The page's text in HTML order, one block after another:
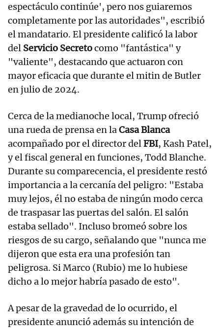
espectáculo continúe', pero nos guiaremos
completamente por las autoridades", escribió
el mandatario. El presidente calificó la labor
del Servicio Secretocomo "fantástica" y
"valiente", destacando que actuaron con
mayor eficacia que durante el mitin de Butler
en julio de 2024.
Cerca de la medianoche local, Trump ofreció
una rueda de prensa en laCasa Blanca
acompañado por el director delFBI, Kash Patel,
y el fiscal general en funciones, Todd Blanche.
Durante su comparecencia, el presidente restó
importancia a la cercanía del peligro: "Estaba
muy lejos, él no estaba de ningún modo cerca
de traspasar las puertas del salón. El salón
estaba sellado". Incluso bromeó sobre los
riesgos de su cargo, señalando que "nunca me
dijeron que esta era una profesión tan
peligrosa. Si Marco (Rubio) me lo hubiese
dicho a lo mejor habría pasado de esto".
A pesar de la gravedad de lo ocurrido, el
presidente anunció además su intención de